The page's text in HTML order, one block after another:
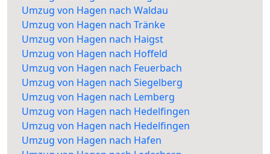
Umzug von Hagen nach Waldau
Umzug von Hagen nach Tränke
Umzug von Hagen nach Haigst
Umzug von Hagen nach Hoffeld
Umzug von Hagen nach Feuerbach
Umzug von Hagen nach Siegelberg
Umzug von Hagen nach Lemberg
Umzug von Hagen nach Hedelfingen
Umzug von Hagen nach Hedelfingen
Umzug von Hagen nach Hafen